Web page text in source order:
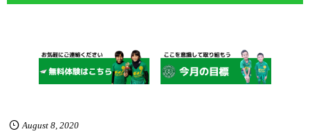
August 8, 2020